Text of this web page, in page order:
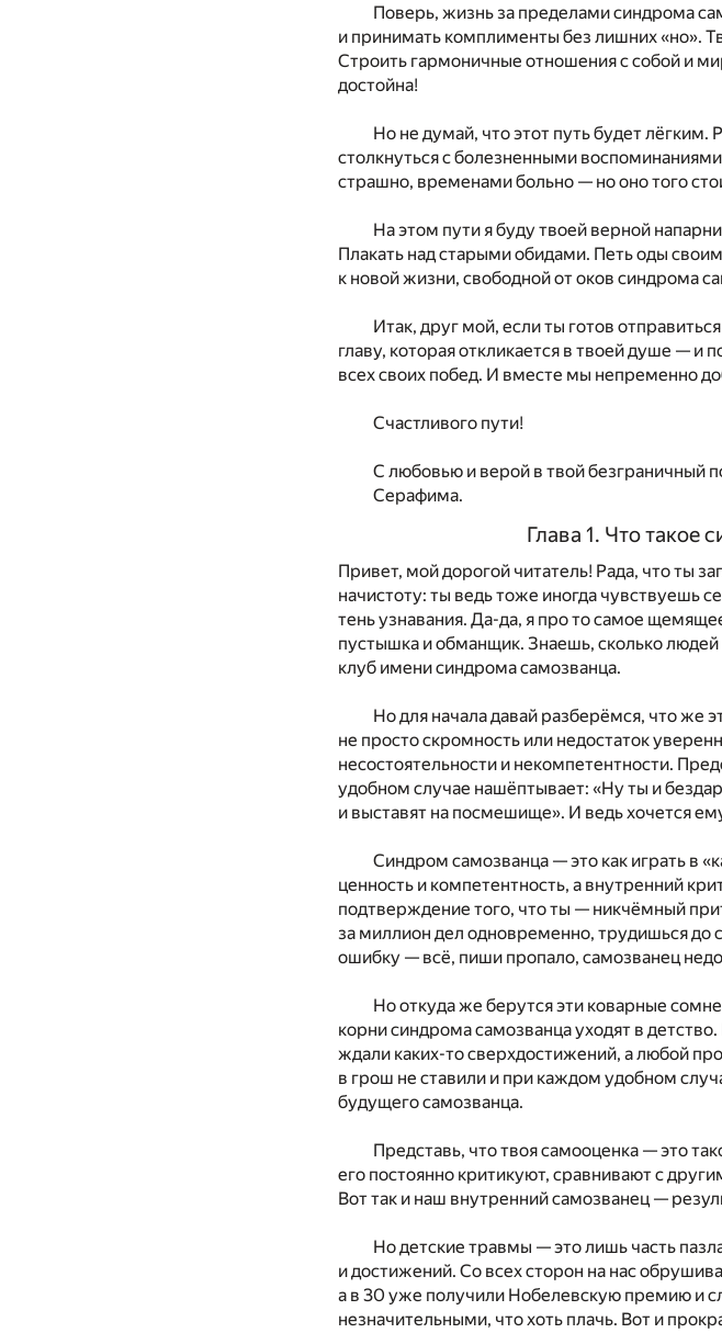
Поверь, жизнь за пределами синдрома
и принимать комплименты без лишних «но».
Строить гармоничные отношения с собой и
достойна!
Но не думай, что этот путь будет
столкнуться с болезненными
страшно, временами больно — но оно того
На этом пути я буду твоей верной
Плакать над старыми обидами. Петь оды
к новой жизни, свободной от оков синдрома
Итак, друг мой, если ты готов
главу, которая откликается в твоей душе —
всех своих побед. И вместе мы непременно
Счастливого пути!
С любовью и верой в твой безграничный
Серафима.
Глава 1. Что такое
Привет, мой дорогой читатель! Рада, что ты
начистоту: ты ведь тоже иногда чувствуешь
тень узнавания. Да-да, я про то самое
пустышка и обманщик. Знаешь, сколько
клуб имени синдрома самозванца.
Но для начала давай разберёмся, что же
не просто скромность или недостаток
несостоятельности и некомпетентности.
удобном случае нашёптывает: «Ну ты и
и выставят на посмешище». И ведь хочется
Синдром самозванца — это как играть в
ценность и компетентность, а внутренний
подтверждение того, что ты — никчёмный
за миллион дел одновременно, трудишься
ошибку — всё, пиши пропало, самозванец
Но откуда же берутся эти коварные
корни синдрома самозванца уходят в
ждали каких-то сверхдостижений, а любой
в грош не ставили и при каждом удобном
будущего самозванца.
Представь, что твоя самооценка — это
его постоянно критикуют, сравнивают с
Вот так и наш внутренний самозванец —
Но детские травмы — это лишь часть
и достижений. Со всех сторон на нас
а в 30 уже получили Нобелевскую премию и
незначительными, что хоть плачь. Вот и